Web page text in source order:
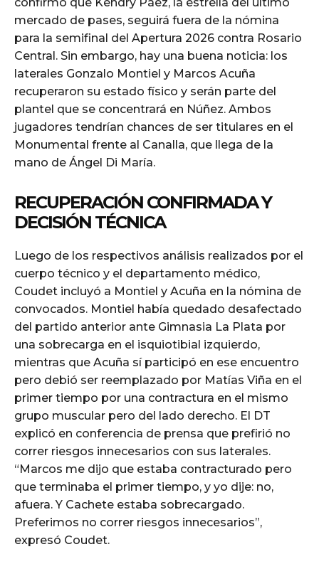
mercado de pases, seguirá fuera de la nómina
para la semifinal del Apertura 2026 contra Rosario
Central. Sin embargo, hay una buena noticia: los
laterales Gonzalo Montiel y Marcos Acuña
recuperaron su estado físico y serán parte del
plantel que se concentrará en Núñez. Ambos
jugadores tendrían chances de ser titulares en el
Monumental frente al Canalla, que llega de la
mano de Ángel Di María.
RECUPERACIÓN CONFIRMADA Y
DECISIÓN TÉCNICA
Luego de los respectivos análisis realizados por el
cuerpo técnico y el departamento médico,
Coudet incluyó a Montiel y Acuña en la nómina de
convocados. Montiel había quedado desafectado
del partido anterior ante Gimnasia La Plata por
una sobrecarga en el isquiotibial izquierdo,
mientras que Acuña sí participó en ese encuentro
pero debió ser reemplazado por Matías Viña en el
primer tiempo por una contractura en el mismo
grupo muscular pero del lado derecho. El DT
explicó en conferencia de prensa que prefirió no
correr riesgos innecesarios con sus laterales.
“Marcos me dijo que estaba contracturado pero
que terminaba el primer tiempo, y yo dije: no,
afuera. Y Cachete estaba sobrecargado.
Preferimos no correr riesgos innecesarios”,
expresó Coudet.